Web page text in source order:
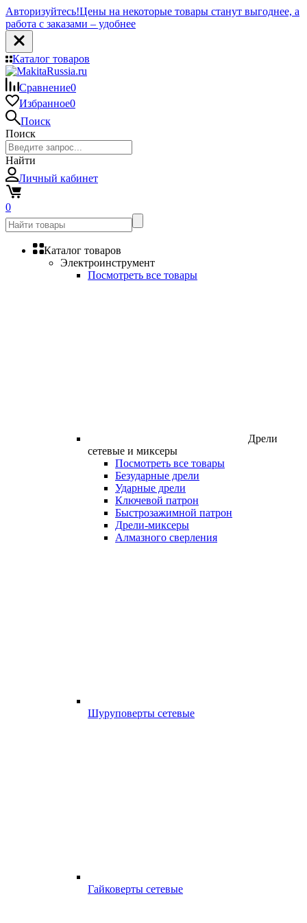
Авторизуйтесь!Цены на некоторые товары станут выгоднее, а
работа с заказами – удобнее
Каталог товаров
Сравнение0
Избранное0
Поиск
Поиск
Найти
Личный кабинет
0
Каталог товаров
Электроинструмент
Посмотреть все товары
Дрели
сетевые и миксеры
Посмотреть все товары
Безударные дрели
Ударные дрели
Ключевой патрон
Быстрозажимной патрон
Дрели-миксеры
Алмазного сверления
Шуруповерты сетевые
Гайковерты сетевые